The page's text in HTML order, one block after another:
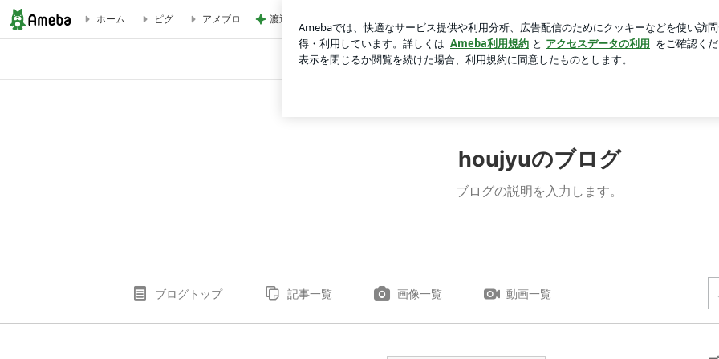
TOP PROFILE GALLERY Ameblo
ホーム ピグ アメブロ 渡辺美奈代 夜のたこ焼きパーティー
houjyuのブログ
ブログの説明を入力します。
ブログトップ 記事一覧 画像一覧 動画一覧